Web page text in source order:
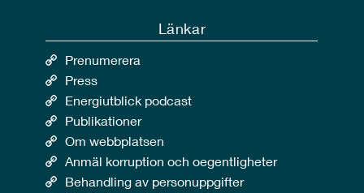
Länkar
Prenumerera
Press
Energiutblick podcast
Publikationer
Om webbplatsen
Anmäl korruption och oegentligheter
Behandling av personuppgifter